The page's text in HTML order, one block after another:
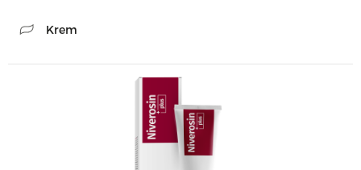
Krem